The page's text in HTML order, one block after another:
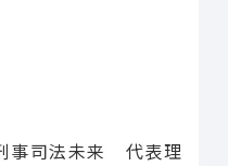
事司法未来 代表理